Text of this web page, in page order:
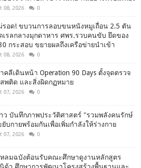
08, 2026 0
รอด! ขบวนการลอบขนหนังหมูเถื่อน 2.5 ตัน
เรลกลางมุกดาหาร ศพร.รวบคนขับ ยึดของ
กระสอบ ขยายผลถึงเครือข่ายนำเข้า
08, 2026 0
คลีเดินหน้า Operation 90 Days ตั้งจุดตรวจ
สพติด และสิ่งผิดกฏหมาย
07, 2026 0
ว บันทึกภาพประวัติศาสตร์ "รวมพลังคนรักษ์
บกายพร้อมกันเพื่อเพิ่มกำลังให้ร่างกาย
07, 2026 0
หลมฉบังต้อนรับคณะศึกษาดูงานหลักสูตร